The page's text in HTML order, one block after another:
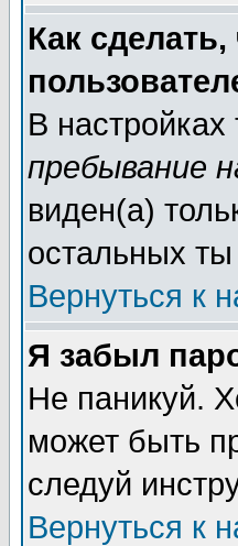
Как
В
пребывание
виден(а)
остальных
Вернуться к
Я забыл
Не паникуй.
может быть
следуй
Вернуться к